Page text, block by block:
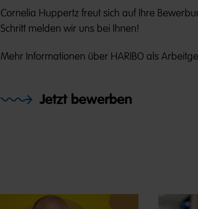
Cornelia Huppertz freut sich auf Ihre
Schritt melden wir uns bei Ihnen!
Mehr Informationen über HARIBO als
Jetzt bewerben